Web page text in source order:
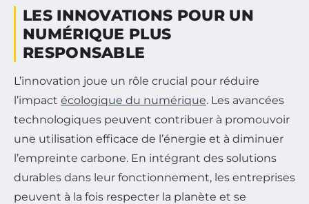
LES INNOVATIONS POUR UN
NUMÉRIQUE PLUS
RESPONSABLE
L’innovation joue un rôle crucial pour réduire
l’impact écologique du numérique. Les avancées
technologiques peuvent contribuer à promouvoir
une utilisation efficace de l’énergie et à diminuer
l’empreinte carbone. En intégrant des solutions
durables dans leur fonctionnement, les entreprises
peuvent à la fois respecter la planète et se